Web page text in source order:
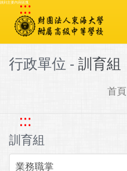
跳到主要內容區塊
:::
行政單位 - 訓育組
首頁
:::
訓育組
業務職掌